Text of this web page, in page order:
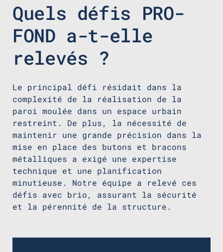
Quels défis PRO-
FOND a-t-elle
relevés ?
Le principal défi résidait dans la
complexité de la réalisation de la
paroi moulée dans un espace urbain
restreint. De plus, la nécessité de
maintenir une grande précision dans la
mise en place des butons et bracons
métalliques a exigé une expertise
technique et une planification
minutieuse. Notre équipe a relevé ces
défis avec brio, assurant la sécurité
et la pérennité de la structure.